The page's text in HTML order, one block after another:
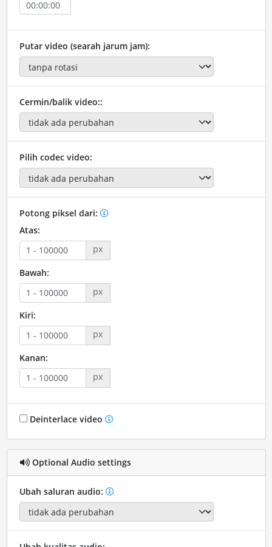
Putar video (searah jarum jam):
Cermin/balik video::
Pilih codec video:
Potong piksel dari:
Atas:
px
Bawah:
px
Kiri:
px
Kanan:
px
Deinterlace video
Optional Audio settings
Ubah saluran audio: